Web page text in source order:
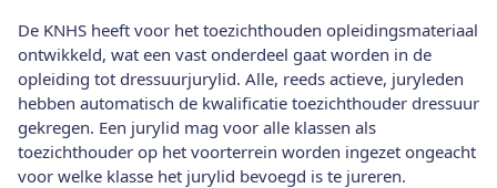
De KNHS heeft voor het toezichthouden opleidingsmateriaal
ontwikkeld, wat een vast onderdeel gaat worden in de
opleiding tot dressuurjurylid. Alle, reeds actieve, juryleden
hebben automatisch de kwalificatie toezichthouder dressuur
gekregen. Een jurylid mag voor alle klassen als
toezichthouder op het voorterrein worden ingezet ongeacht
voor welke klasse het jurylid bevoegd is te jureren.